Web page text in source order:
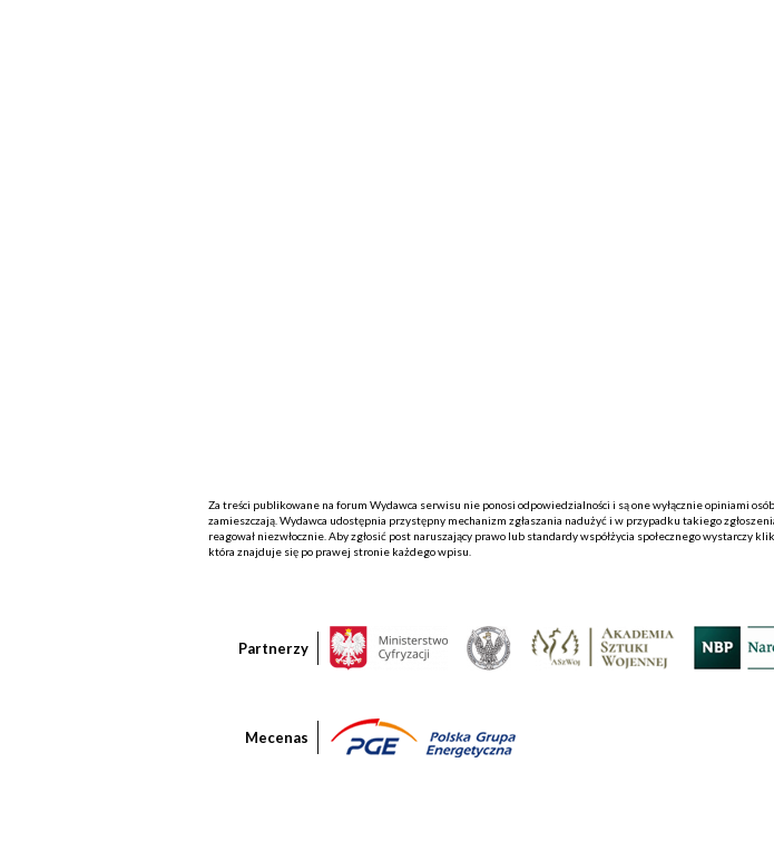
Za treści publikowane na forum Wydawca serwisu nie ponosi odpowiedzialności i są one wyłącznie opiniami
zamieszczają. Wydawca udostępnia przystępny mechanizm zgłaszania nadużyć i w przypadku takiego
reagował niezwłocznie. Aby zgłosić post naruszający prawo lub standardy współżycia społecznego wystarczy
która znajduje się po prawej stronie każdego wpisu.
Partnerzy
Mecenas